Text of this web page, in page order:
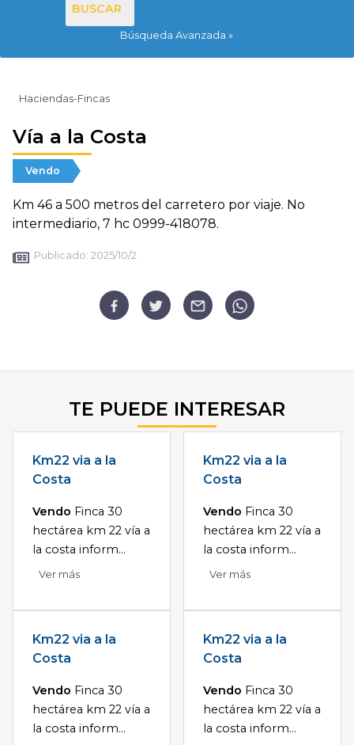
BUSCAR
Búsqueda Avanzada
Haciendas-Fincas
Vía a la Costa
Vendo
Km 46 a 500 metros del carretero por viaje. No
intermediario, 7 hc 0999-418078.
Publicado: 2025/10/2
TE PUEDE INTERESAR
Km22 via a la
Costa
Vendo Finca 30
hectárea km 22 vía a
la costa inform...
Ver más
Km22 via a la
Costa
Vendo Finca 30
hectárea km 22 vía a
la costa inform...
Ver más
Km22 via a la
Costa
Vendo Finca 30
hectárea km 22 vía a
la costa inform...
Km22 via a la
Costa
Vendo Finca 30
hectárea km 22 vía a
la costa inform...